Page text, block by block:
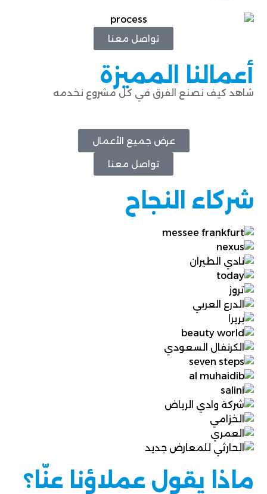
تواصل معنا
أعمالنا المميزة
شاهد كيف نصنع الفرق في كل مشروع نخدمه
عرض جميع الأعمال
تواصل معنا
شركاء النجاح
ماذا يقول عملاؤنا عنّا؟